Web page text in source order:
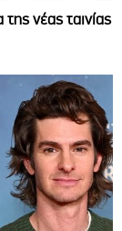
νέας ταινίας